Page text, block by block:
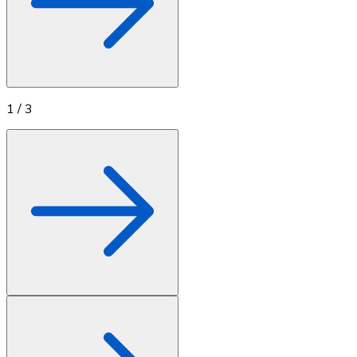
1 / 3